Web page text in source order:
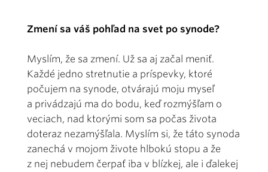
Zmení sa váš pohľad na svet po synode?
Myslím, že sa zmení. Už sa aj začal meniť.
Každé jedno stretnutie a príspevky, ktoré
počujem na synode, otvárajú moju myseľ
a privádzajú ma do bodu, keď rozmýšľam o
veciach, nad ktorými som sa počas života
doteraz nezamýšľala. Myslím si, že táto synoda
zanechá v mojom živote hlbokú stopu a že
z nej nebudem čerpať iba v blízkej, ale i ďalekej